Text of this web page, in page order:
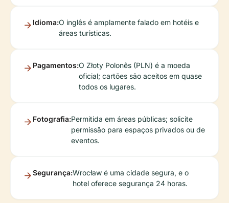
Idioma:O inglês é amplamente falado em hotéis e
áreas turísticas.
Pagamentos:O Złoty Polonês (PLN) é a moeda
oficial; cartões são aceitos em quase
todos os lugares.
Fotografia:Permitida em áreas públicas; solicite
permissão para espaços privados ou de
eventos.
Segurança:Wrocław é uma cidade segura, e o
hotel oferece segurança 24 horas.